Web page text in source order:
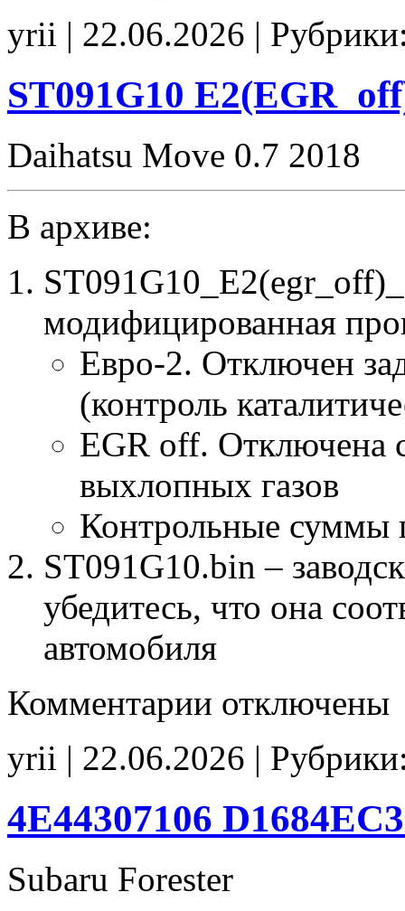
L
Stage1
CHK(ok)
yrii | 22.06.2026 |
ST091G10
Daihatsu Move 0.7 2018
В архиве:
модифицированная
Евро-2. Отключен
(контроль
EGR off. Отключена
выхлопных газов
Контрольные суммы
ST091G10.bin –
убедитесь, что она
автомобиля
Комментарии записи
CHK(ok)
отключены
yrii | 22.06.2026 |
4E44307106
Subaru Forester